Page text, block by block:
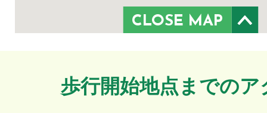
CLOSE MAP
歩行開始地点までのア